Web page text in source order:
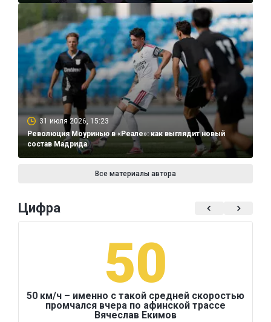
31 июля 2026, 15:23
Революция Моуринью в «Реале»: как выглядит новый
состав Мадрида
Все материалы автора
Цифра
50
50 км/ч – именно с такой средней скоростью
промчался вчера по афинской трассе
Вячеслав Екимов